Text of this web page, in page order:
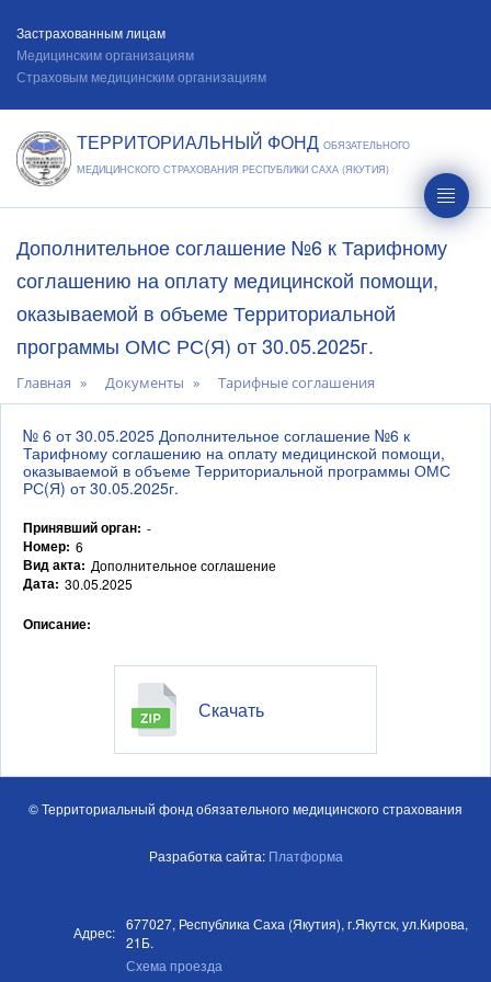
Застрахованным лицам
Медицинским организациям
Страховым медицинским организациям
ТЕРРИТОРИАЛЬНЫЙ ФОНД ОБЯЗАТЕЛЬНОГО
МЕДИЦИНСКОГО СТРАХОВАНИЯ РЕСПУБЛИКИ САХА (ЯКУТИЯ)
Дополнительное соглашение №6 к Тарифному
соглашению на оплату медицинской помощи,
оказываемой в объеме Территориальной
программы ОМС РС(Я) от 30.05.2025г.
Главная Документы Тарифные соглашения
№ 6 от 30.05.2025 Дополнительное соглашение №6 к
Тарифному соглашению на оплату медицинской помощи,
оказываемой в объеме Территориальной программы ОМС
РС(Я) от 30.05.2025г.
Принявший орган: -
Номер: 6
Вид акта: Дополнительное соглашение
Дата: 30.05.2025
Описание:
Скачать
© Территориальный фонд обязательного медицинского страхования
Разработка сайта: Платформа
Адрес: 677027, Республика Саха (Якутия), г.Якутск, ул.Кирова,
21Б.
Схема проезда